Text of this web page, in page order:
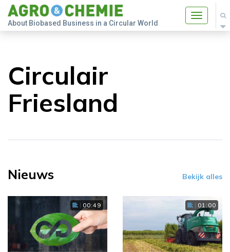
Toggle
About Biobased Business in a Circular World
Circulair
Friesland
Nieuws Bekijk alles
00:49 01:00